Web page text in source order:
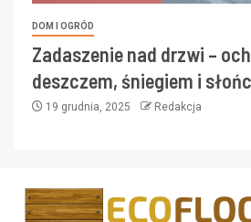
DOM I OGRÓD
Zadaszenie nad drzwi –
deszczem, śniegiem i
19 grudnia, 2025 Redakcja